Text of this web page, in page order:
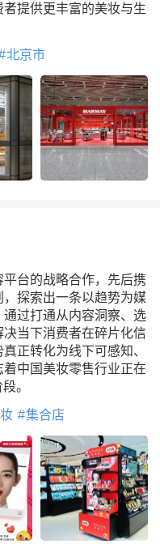
提供更丰富的美妆与生
北京市
台的战略合作，先后携
探索出一条以趋势为媒
过打通从内容洞察、选
当下消费者在碎片化信
正转化为线下可感知、
中国美妆零售行业正在
。
集合店